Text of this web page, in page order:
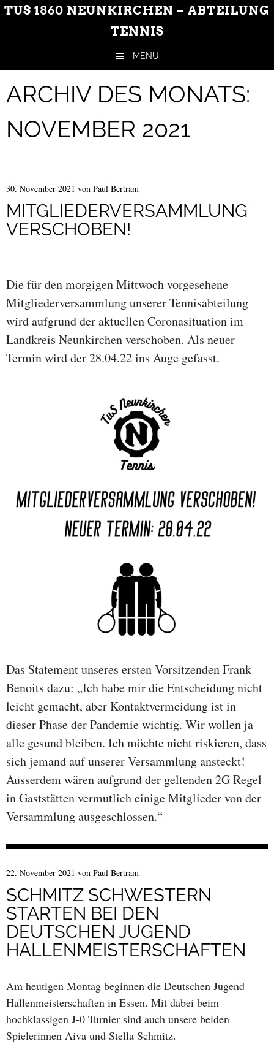
TUS 1860 NEUNKIRCHEN – ABTEILUNG
TENNIS
MENÜ
ARCHIV DES MONATS:
NOVEMBER 2021
30. November 2021 von Paul Bertram
MITGLIEDERVERSAMMLUNG
VERSCHOBEN!
Die für den morgigen Mittwoch vorgesehene
Mitgliederversammlung unserer Tennisabteilung
wird aufgrund der aktuellen Coronasituation im
Landkreis Neunkirchen verschoben. Als neuer
Termin wird der 28.04.22 ins Auge gefasst.
Das Statement unseres ersten Vorsitzenden Frank
Benoits dazu: „Ich habe mir die Entscheidung nicht
leicht gemacht, aber Kontaktvermeidung ist in
dieser Phase der Pandemie wichtig. Wir wollen ja
alle gesund bleiben. Ich möchte nicht riskieren, dass
sich jemand auf unserer Versammlung ansteckt!
Ausserdem wären aufgrund der geltenden 2G Regel
in Gaststätten vermutlich einige Mitglieder von der
Versammlung ausgeschlossen.“
22. November 2021 von Paul Bertram
SCHMITZ SCHWESTERN
STARTEN BEI DEN
DEUTSCHEN JUGEND
HALLENMEISTERSCHAFTEN
Am heutigen Montag beginnen die Deutschen Jugend
Hallenmeisterschaften in Essen. Mit dabei beim
hochklassigen J-0 Turnier sind auch unsere beiden
Spielerinnen Aiva und Stella Schmitz.